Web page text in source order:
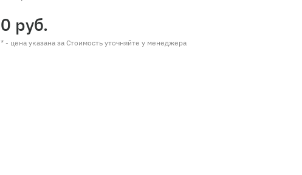
0 руб.
* - цена указана за Стоимость уточняйте у менеджера